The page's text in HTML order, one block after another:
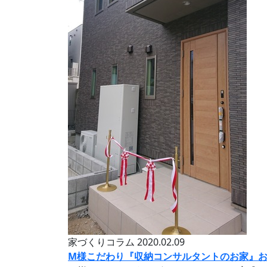
家づくりコラム 2020.02.09
M様こだわり『収納コンサルタントのお家』